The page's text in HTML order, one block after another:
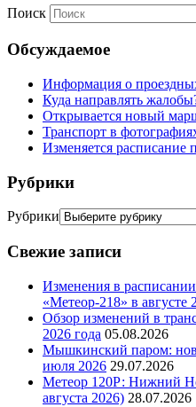
Поиск
Обсуждаемое
Информация о
Куда направлять
Открывается новый
Транспорт в
Изменяется расписание
Рубрики
Рубрики
Свежие записи
Изменения в
«Метеор-218» в августе
Обзор изменений в
2026 года 05.08.2026
Мышкинский паром:
июля 2026 29.07.2026
Метеор 120Р: Нижний
августа 2026) 28.07.2026